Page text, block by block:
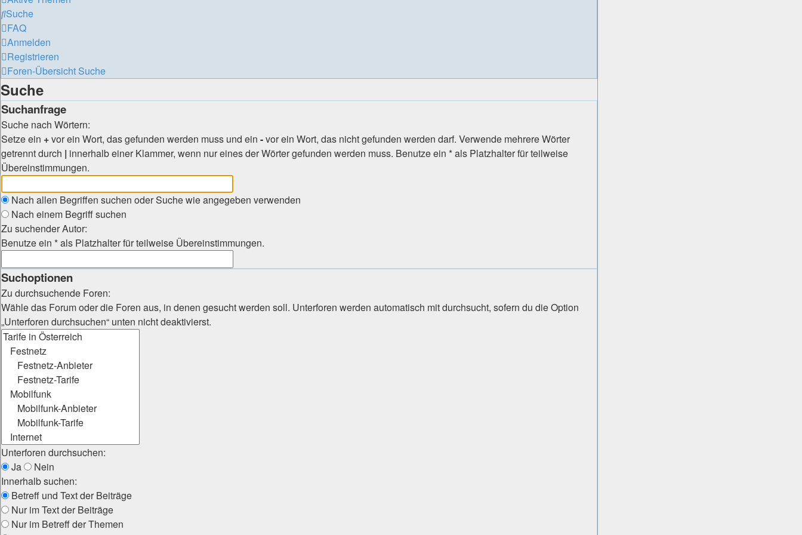
Suche
FAQ
Anmelden
Registrieren
Foren-Übersicht Suche
Suche
Suchanfrage
Suche nach Wörtern:
Setze ein +vor ein Wort, das gefunden werden muss und ein -vor ein Wort, das nicht gefunden werden darf. Verwende mehrere Wörter
getrennt durch | innerhalb einer Klammer, wenn nur eines der Wörter gefunden werden muss. Benutze ein * als Platzhalter für teilweise
Übereinstimmungen.
Nach allen Begriffen suchen oder Suche wie angegeben verwenden
Nach einem Begriff suchen
Zu suchender Autor:
Benutze ein * als Platzhalter für teilweise Übereinstimmungen.
Suchoptionen
Zu durchsuchende Foren:
Wähle das Forum oder die Foren aus, in denen gesucht werden soll. Unterforen werden automatisch mit durchsucht, sofern du die Option
„Unterforen durchsuchen“ unten nicht deaktivierst.
Unterforen durchsuchen:
Ja
Nein
Innerhalb suchen:
Betreff und Text der Beiträge
Nur im Text der Beiträge
Nur im Betreff der Themen